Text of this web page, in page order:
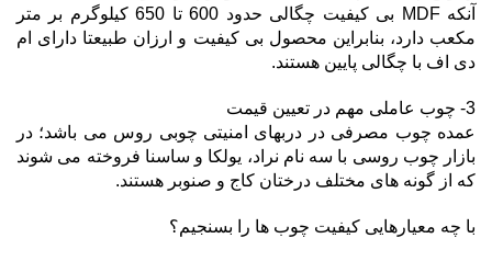
آنکه MDF بی کیفیت چگالی حدود 600 تا 650 کیلوگرم بر متر
مکعب دارد، بنابراین محصول بی کیفیت و ارزان طبیعتا دارای ام
دی اف با چگالی پایین هستند.
3- چوب عاملی مهم در تعیین قیمت
عمده چوب مصرفی در دربهای امنیتی چوبی روس می باشد؛ در
بازار چوب روسی با سه نام نراد، یولکا و ساسنا فروخته می شوند
که از گونه های مختلف درختان کاج و صنوبر هستند.
با چه معیارهایی کیفیت چوب ها را بسنجیم؟